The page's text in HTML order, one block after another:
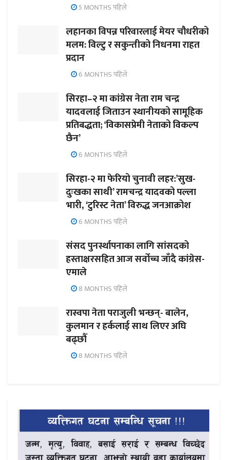
5 MONTHS पहिले
लहानका विपन्न परिवारलाई मेयर चौधरीको
मलम: विल्टु र सकुन्तीको निधनमा राहत
प्रदान
6 MONTHS पहिले
सिरहा–२ मा कांग्रेस नेता राम चन्द्र
यादवलाई जिताउन स्थानीयको सामूहिक
प्रतिबद्धता; ‘विकासप्रेमी नेताको विकल्प
छैन’
6 MONTHS पहिले
सिरहा-२ मा फेरियो चुनावी लहर:’सुख-
दुःखका साथी’ रामचन्द्र यादवको पल्ला
भारी, ‘टुरिस्ट नेता’ विरुद्ध जनआक्रोश
6 MONTHS पहिले
संसद पुनर्स्थापनाका लागि सांसदको
हस्ताक्षरसहित आज सर्वोच्च जाँदै कांग्रेस-
एमाले
8 MONTHS पहिले
रास्वपा नेता पराजुली भन्छन्- बालेन,
कुलमान र हर्कलाई साथ लिएर अघि
बढ्छौँ
8 MONTHS पहिले